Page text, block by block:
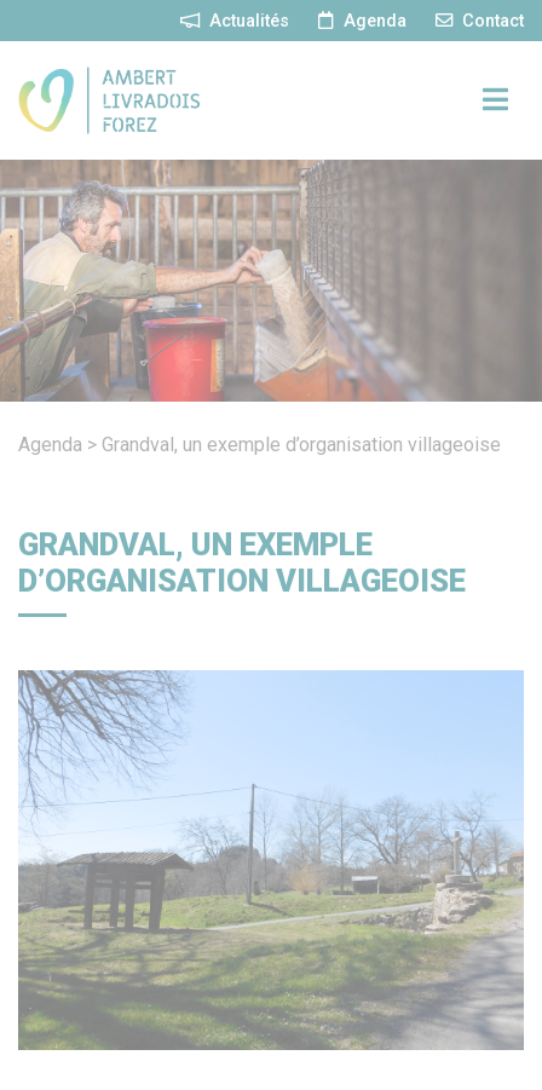
Actualités Agenda Contact
Agenda > Grandval, un exemple d’organisation villageoise
GRANDVAL, UN EXEMPLE
D’ORGANISATION VILLAGEOISE
Panneau de gestion des cookies